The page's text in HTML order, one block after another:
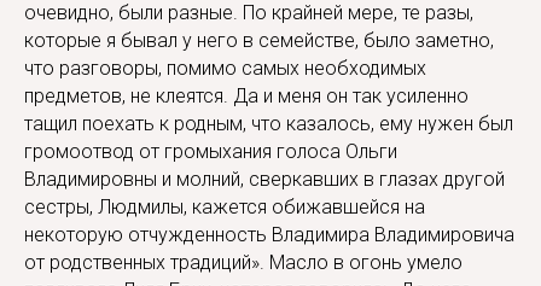
очевидно, были разные. По крайней мере, те разы,
которые я бывал у него в семействе, было заметно,
что разговоры, помимо самых необходимых
предметов, не клеятся. Да и меня он так усиленно
тащил поехать к родным, что казалось, ему нужен был
громоотвод от громыхания голоса Ольги
Владимировны и молний, сверкавших в глазах другой
сестры, Людмилы, кажется обижавшейся на
некоторую отчужденность Владимира Владимировича
от родственных традиций». Масло в огонь умело